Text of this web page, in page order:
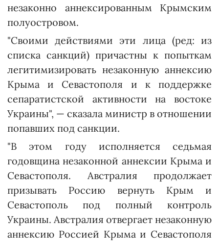
незаконно аннексированным Крымским
полуостровом.
"Своими действиями эти лица (ред: из
списка санкций) причастны к попыткам
легитимизировать незаконную аннексию
Крыма и Севастополя и к поддержке
сепаратистской активности на востоке
Украины", — сказала министр в отношении
попавших под санкции.
"В этом году исполняется седьмая
годовщина незаконной аннексии Крыма и
Севастополя. Австралия продолжает
призывать Россию вернуть Крым и
Севастополь под полный контроль
Украины. Австралия отвергает незаконную
аннексию Россией Крыма и Севастополя